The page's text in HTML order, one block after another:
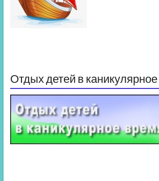
Отдых детей в